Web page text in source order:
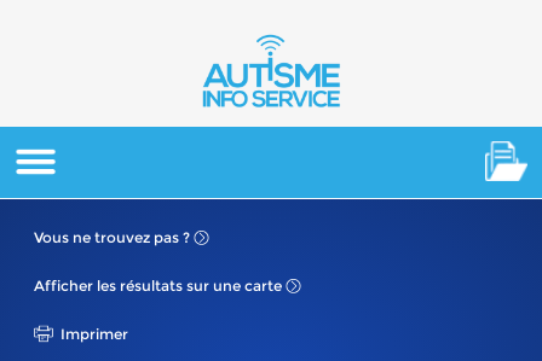
Vous ne trouvez pas ?
Afficher les résultats sur une carte
Imprimer